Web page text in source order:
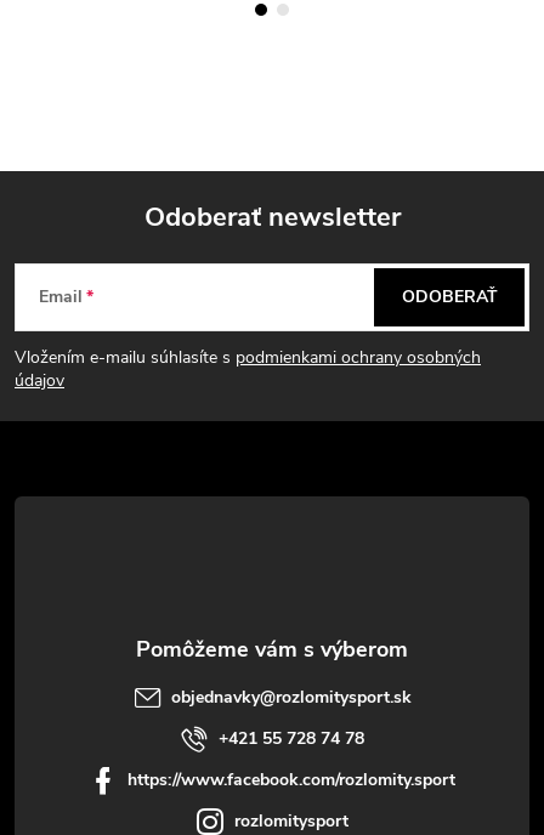
Z
á
p
t
Odoberať newsletter
Email
Vložením e-mailu súhlasíte s podmienkami ochrany osobných
údajov
ODOBERAŤ
objednavky@rozlomitysport.sk
+421 55 728 74 78
https://www.facebook.com/rozlomity.sport
rozlomitysport